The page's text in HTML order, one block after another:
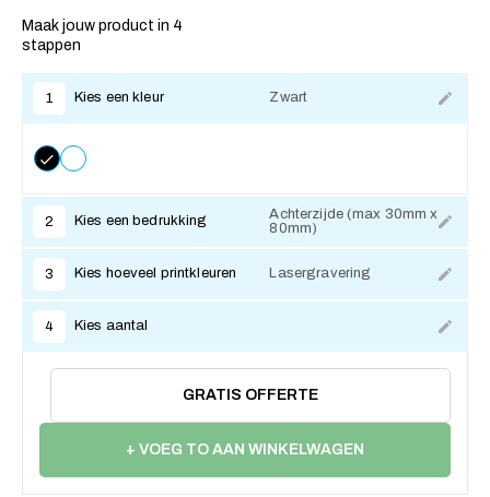
Maak jouw product in 4
stappen
1 Kies een kleur Zwart
2 Kies een bedrukking
Achterzijde (max 30mm x
80mm)
3 Kies hoeveel printkleuren Lasergravering
4 Kies aantal
GRATIS OFFERTE
+ VOEG TO AAN WINKELWAGEN